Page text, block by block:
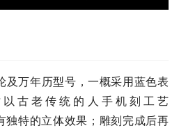
及万年历型号，一概采用蓝色表
古老传统的人手机刻工艺
独特的立体效果；雕刻完成后再